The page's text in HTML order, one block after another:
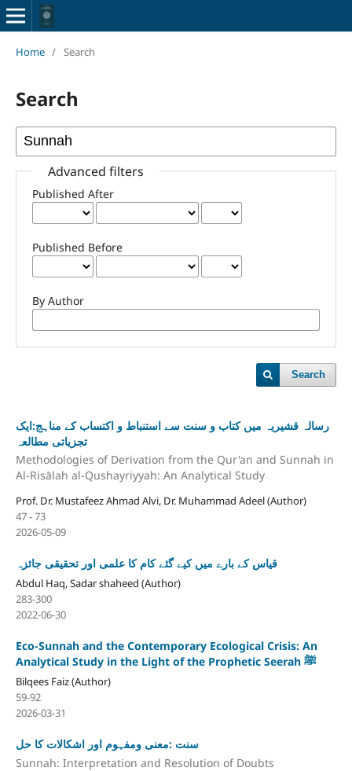
Home / Search
Search
Advanced filters
Published After
Published Before
By Author
Search
رسالہ قشیریہ میں کتاب و سنت سے استنباط و اکتساب کے مناہج:ایک
تجزیاتی مطالعہ
Methodologies of Derivation from the Qur'an and Sunnah in
Al-Risālah al-Qushayriyyah: An Analytical Study
Prof. Dr. Mustafeez Ahmad Alvi, Dr. Muhammad Adeel (Author)
47 - 73
2026-05-09
قیاس کے بارے میں کیے گئے کام کا علمی اور تحقیقی جائزہ
Abdul Haq, Sadar shaheed (Author)
283-300
2022-06-30
Eco-Sunnah and the Contemporary Ecological Crisis: An
Analytical Study in the Light of the Prophetic Seerah ﷺ
Bilqees Faiz (Author)
59-92
2026-03-31
سنت :معنی ومفہوم اور اشکالات کا حل
Sunnah: Interpretation and Resolution of Doubts